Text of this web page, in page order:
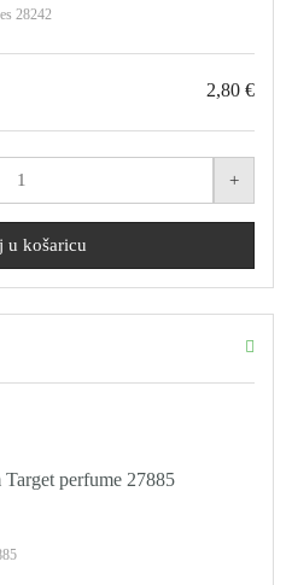
28242
2,80 €
perfume 27885